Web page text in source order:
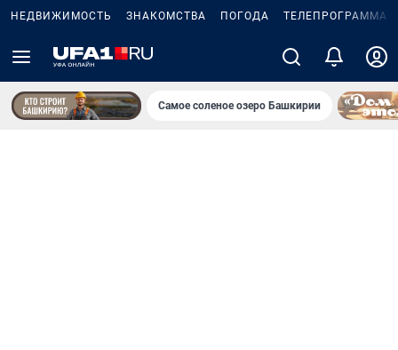
НЕДВИЖИМОСТЬ ЗНАКОМСТВА ПОГОДА ТЕЛЕПРОГРАММА
Самое соленое озеро Башкирии